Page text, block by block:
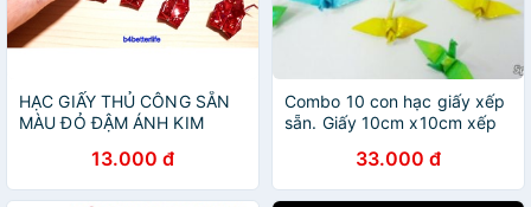
HẠC GIẤY THỦ CÔNG SẴN
MÀU ĐỎ ĐẬM ÁNH KIM
13.000 đ
Combo 10 con hạc giấy xếp
sẵn. Giấy 10cm x10cm xếp
33.000 đ